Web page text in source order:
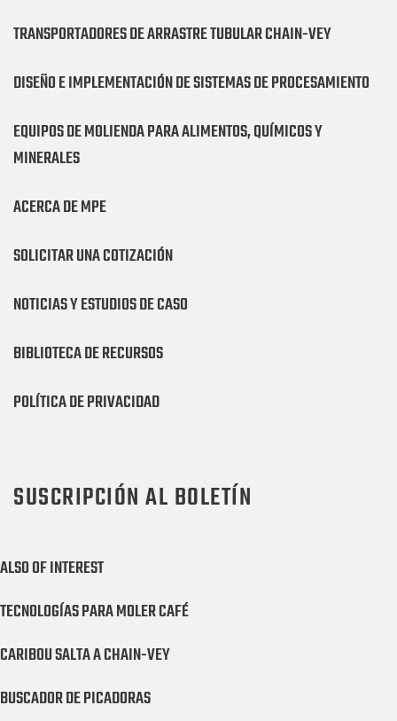
TRANSPORTADORES DE ARRASTRE TUBULAR CHAIN-VEY
DISEÑO E IMPLEMENTACIÓN DE SISTEMAS DE PROCESAMIENTO
EQUIPOS DE MOLIENDA PARA ALIMENTOS, QUÍMICOS Y
MINERALES
ACERCA DE MPE
SOLICITAR UNA COTIZACIÓN
NOTICIAS Y ESTUDIOS DE CASO
BIBLIOTECA DE RECURSOS
POLÍTICA DE PRIVACIDAD
SUSCRIPCIÓN AL BOLETÍN
ALSO OF INTEREST
TECNOLOGÍAS PARA MOLER CAFÉ
CARIBOU SALTA A CHAIN-VEY
BUSCADOR DE PICADORAS